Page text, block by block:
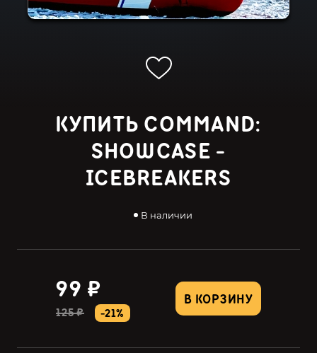
КУПИТЬ COMMAND:
SHOWCASE -
ICEBREAKERS
В наличии
В КОРЗИНУ
99 ₽
125 ₽ -21%